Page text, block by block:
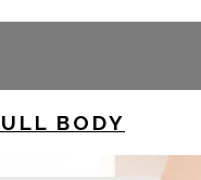
BODY